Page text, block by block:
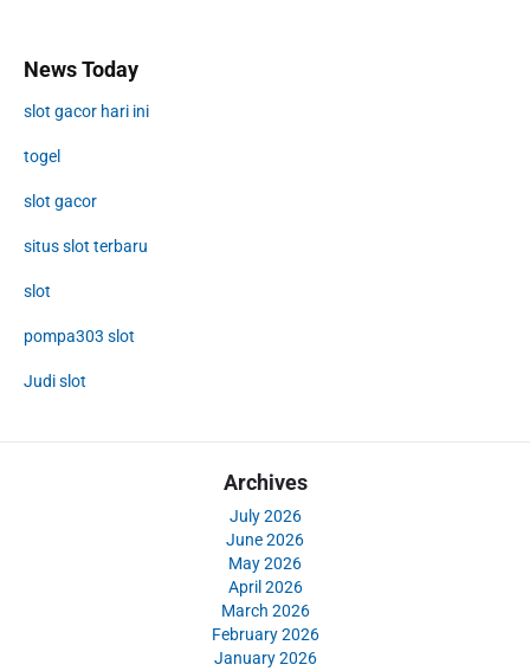
News Today
slot gacor hari ini
togel
slot gacor
situs slot terbaru
slot
pompa303 slot
Judi slot
Archives
July 2026
June 2026
May 2026
April 2026
March 2026
February 2026
January 2026